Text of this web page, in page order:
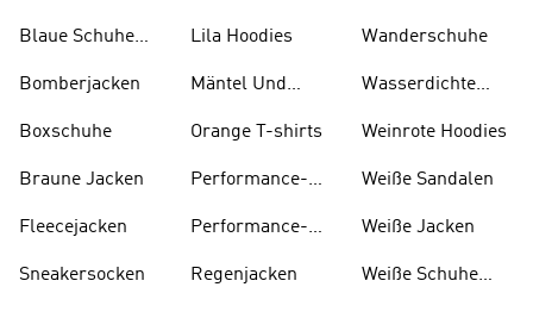
Blaue Schuhe
Bomberjacken
Boxschuhe
Braune Jacken
Fleecejacken
Sneakersocken
Lila Hoodies
Mäntel Und
Orange T-shirts
Performance-
Performance-
Regenjacken
Wanderschuhe
Wasserdichte
Weinrote Hoodies
W eiße Sandalen
Weiße Jacken
Weiße Schuhe